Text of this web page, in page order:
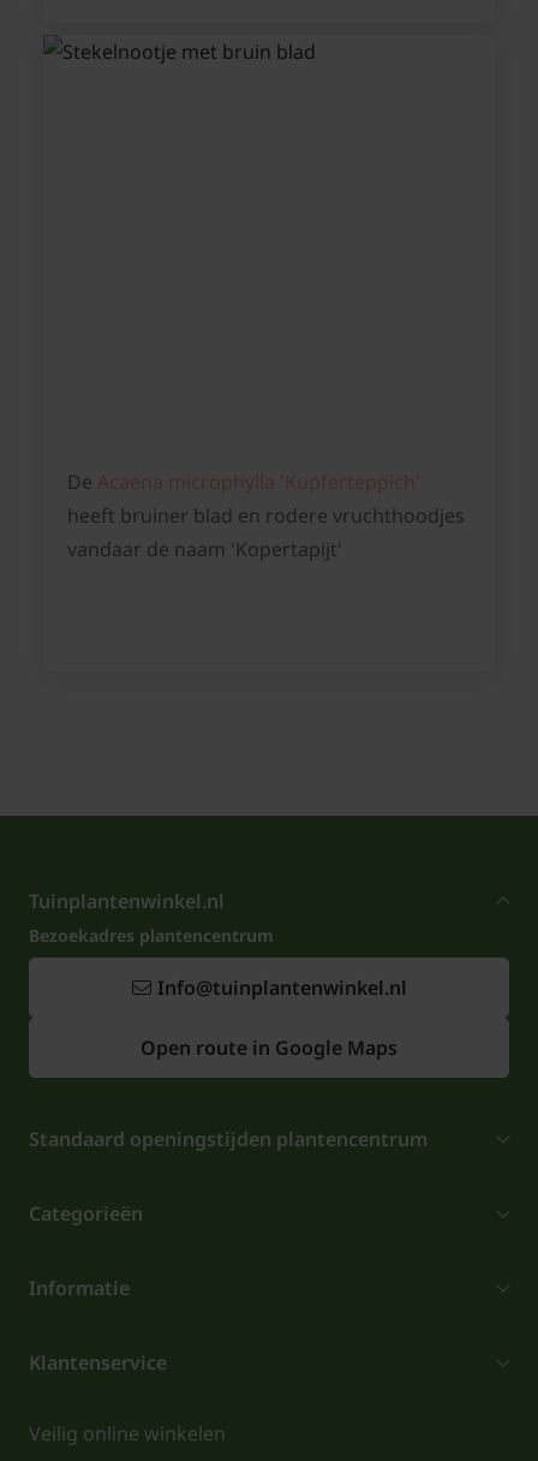
De Acaena microphylla 'Kupferteppich'
heeft bruiner blad en rodere vruchthoodjes
vandaar de naam 'Kopertapijt'
Tuinplantenwinkel.nl
Bezoekadres plantencentrum
Info@tuinplantenwinkel.nl
Open route in Google Maps
Standaard openingstijden plantencentrum
Categorieën
Informatie
Klantenservice
Veilig online winkelen